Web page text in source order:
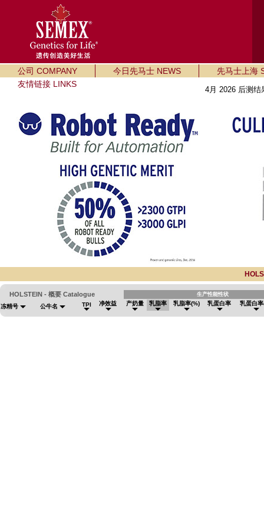
公司 COMPANY 今日先马士 NEWS
先马士上海
友情链接 LINKS
4月 2026 后测
HOLSTEIN - 概要 Catalogue 生产性能性状
冻精号 公牛名 TPI 净效益 产奶量 乳脂率 乳脂率(%) 乳蛋白率 乳蛋白